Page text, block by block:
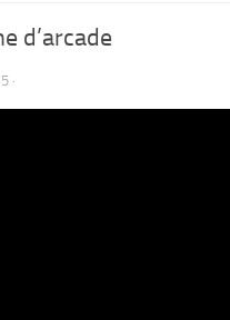
d’arcade
·